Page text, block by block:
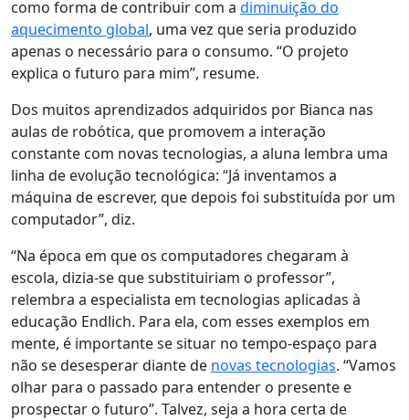
como forma de contribuir com a diminuição do
aquecimento global, uma vez que seria produzido
apenas o necessário para o consumo. “O projeto
explica o futuro para mim”, resume.
Dos muitos aprendizados adquiridos por Bianca nas
aulas de robótica, que promovem a interação
constante com novas tecnologias, a aluna lembra uma
linha de evolução tecnológica: “Já inventamos a
máquina de escrever, que depois foi substituída por um
computador”, diz.
“Na época em que os computadores chegaram à
escola, dizia-se que substituiriam o professor”,
relembra a especialista em tecnologias aplicadas à
educação Endlich. Para ela, com esses exemplos em
mente, é importante se situar no tempo-espaço para
não se desesperar diante de novas tecnologias. “Vamos
olhar para o passado para entender o presente e
prospectar o futuro”. Talvez, seja a hora certa de